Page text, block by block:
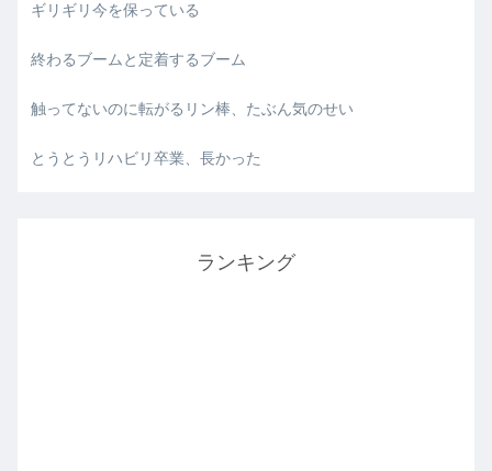
ギリギリ今を保っている
終わるブームと定着するブーム
触ってないのに転がるリン棒、たぶん気のせい
とうとうリハビリ卒業、長かった
ランキング